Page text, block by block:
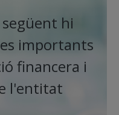
hi
importants
financera i
l'entitat